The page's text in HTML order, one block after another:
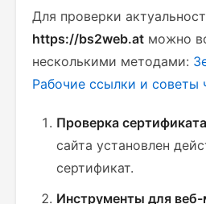
Для проверки
https://bs2web.at можно
несколькими методами:
Рабочие ссылки и советы
Проверка
сайта установлен
сертификат.
Инструменты для веб-